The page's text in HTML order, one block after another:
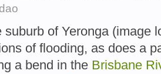
suburb of Yeronga(image
offlooding, as does a
a bend in the Brisbane